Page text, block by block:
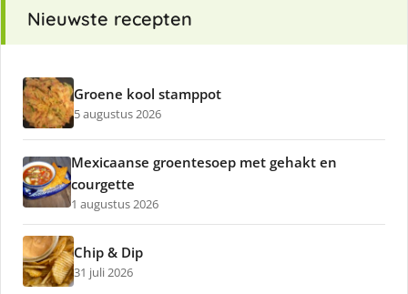
Nieuwste recepten
Groene kool stamppot
5 augustus 2026
Mexicaanse groentesoep met gehakt en
courgette
1 augustus 2026
Chip & Dip
31 juli 2026